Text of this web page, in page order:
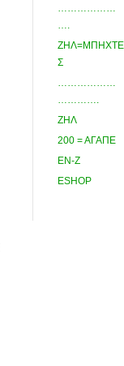
………………
….
ΖΗΛ=ΜΠΗΧΤΕ
Σ
………………
………….
ΖΗΛ
200 = ΑΓΑΠΕ
ΕΝ-Ζ
ESHOP